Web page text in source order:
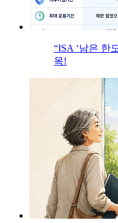
“ISA ‘남은 한
목!